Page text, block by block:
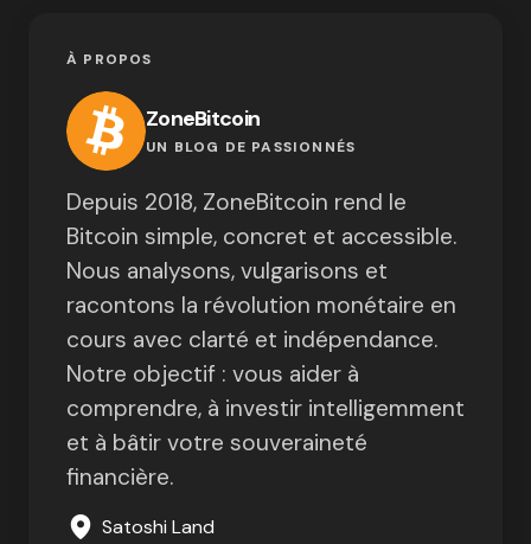
À PROPOS
ZoneBitcoin
UN BLOG DE PASSIONNÉS
Depuis 2018, ZoneBitcoin rend le
Bitcoin simple, concret et accessible.
Nous analysons, vulgarisons et
racontons la révolution monétaire en
cours avec clarté et indépendance.
Notre objectif : vous aider à
comprendre, à investir intelligemment
et à bâtir votre souveraineté
financière.
Satoshi Land